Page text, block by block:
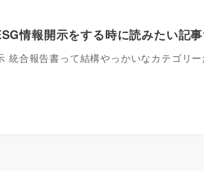
情報開示をする時に読みたい記
統合報告書って結構やっかいなカテゴリ